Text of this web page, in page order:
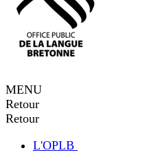
MENU
Retour
Retour
L'OPLB